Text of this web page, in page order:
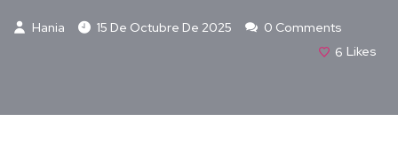
Hania 15 De Octubre De 2025
0 Comments
6 Likes